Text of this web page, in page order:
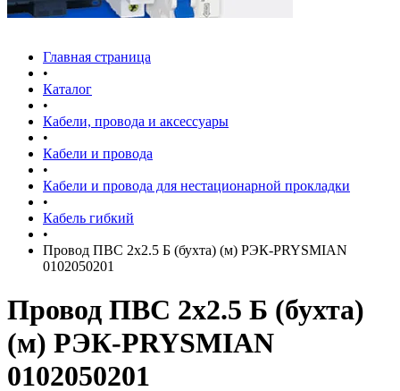
Главная страница
•
Каталог
•
Кабели, провода и аксессуары
•
Кабели и провода
•
Кабели и провода для нестационарной прокладки
•
Кабель гибкий
•
Провод ПВС 2х2.5 Б (бухта) (м) РЭК-PRYSMIAN
0102050201
Провод ПВС 2х2.5 Б (бухта)
(м) РЭК-PRYSMIAN
0102050201